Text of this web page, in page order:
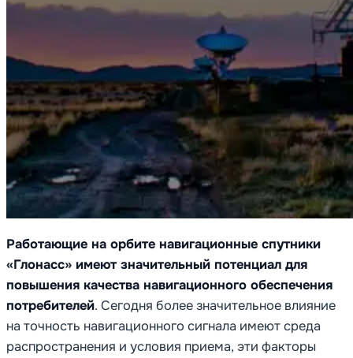
Работающие на орбите навигационные спутники
«Глонасс» имеют значительный потенциал для
повышения качества навигационного обеспечения
потребителей. Сегодня более значительное влияние
на точность навигационного сигнала имеют среда
распространения и условия приема, эти факторы